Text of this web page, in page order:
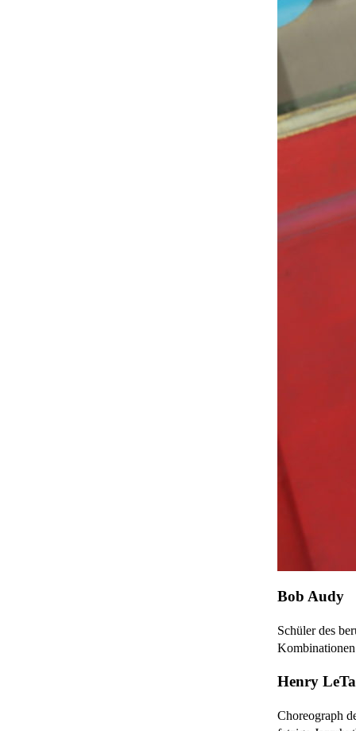
Bob Audy
Schüler des
Henry
Choreograph